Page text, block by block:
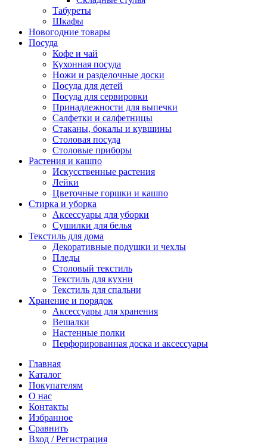
Табуреты
Шкафы
Новогодние товары
Посуда
Кофе и чай
Кухонная посуда
Ножи и разделочные доски
Посуда для детей
Посуда для сервировки
Принадлежности для выпечки
Салфетки и салфетницы
Стаканы, бокалы и кувшины
Столовая посуда
Столовые приборы
Растения и кашпо
Искусственные растения
Лейки
Цветочные горшки и кашпо
Стирка и уборка
Аксессуары для уборки
Сушилки для белья
Текстиль для дома
Декоративные подушки и чехлы
Пледы
Столовый текстиль
Текстиль для кухни
Текстиль для спальни
Хранение и порядок
Аксессуары для хранения
Вешалки
Настенные полки
Перфорированная доска и аксессуары
Главная
Каталог
Покупателям
О нас
Контакты
Избранное
Сравнить
Вход / Регистрация